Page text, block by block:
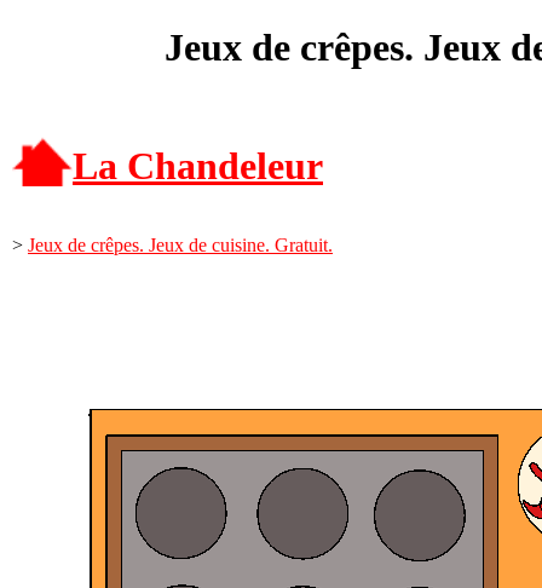
Jeux de crêpes. Jeux
La Chandeleur
> Jeux de crêpes. Jeux de cuisine. Gratuit.